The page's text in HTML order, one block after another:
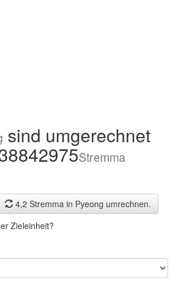
sind umgerechnet
Stremma
4,2 Stremma in Pyeong umrechnen.
Zieleinheit?